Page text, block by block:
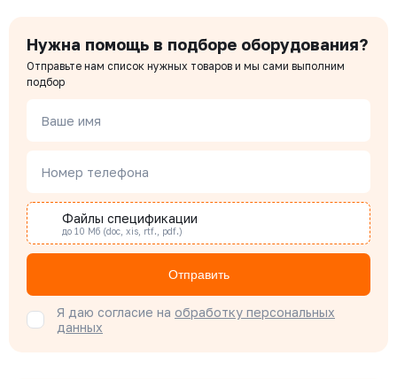
Менеджер по проектным продажам
Специалист отдела снабжения
Специалист отдела продаж
Нужна помощь в подборе оборудования?
Отправьте нам список нужных товаров и мы сами выполним
подбор
Ваше имя
Номер телефона
Файлы спецификации
до 10 Мб (doc, xis, rtf., pdf.)
Отправить
Я даю согласие на обработку персональных
данных